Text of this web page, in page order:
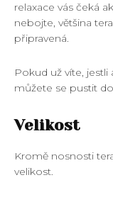
relaxace vás čeká
nebojte, většina
připravená.
Pokud už víte, jestli
můžete se pustit
Velikost
Kromě nosnosti
velikost.